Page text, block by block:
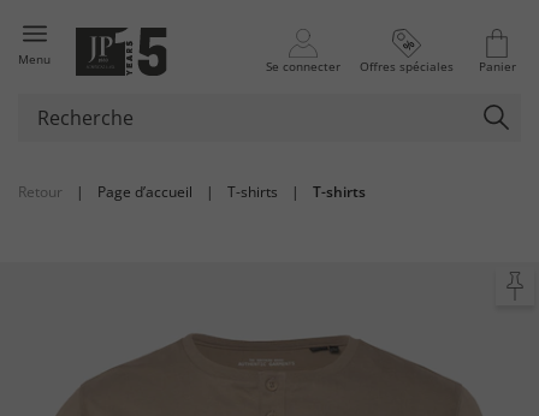
Menu Se connecter Offres spéciales Panier
Retour | Page d’accueil | T-shirts | T-shirts